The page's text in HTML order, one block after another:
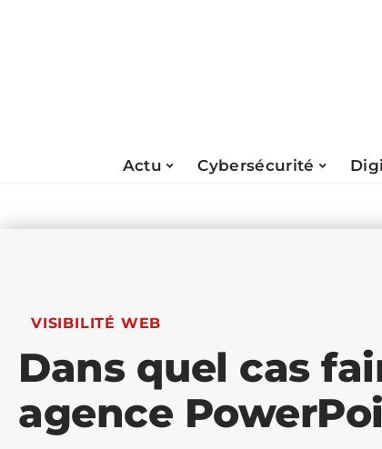
Actu Cybersécurité
VISIBILITÉ WEB
Dans quel cas
agence